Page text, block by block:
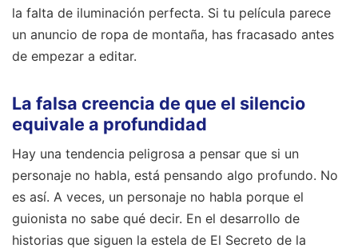
la falta de iluminación perfecta. Si tu película parece
un anuncio de ropa de montaña, has fracasado antes
de empezar a editar.
La falsa creencia de que el silencio
equivale a profundidad
Hay una tendencia peligrosa a pensar que si un
personaje no habla, está pensando algo profundo. No
es así. A veces, un personaje no habla porque el
guionista no sabe qué decir. En el desarrollo de
historias que siguen la estela de El Secreto de la